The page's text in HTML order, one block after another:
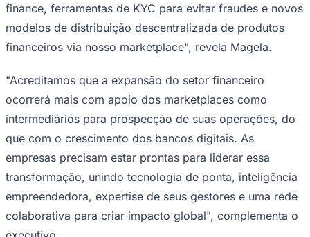
Palmeiras
finance, ferramentas de KYC para evitar fraudes e novos
modelos de distribuição descentralizada de produtos
financeiros via nosso marketplace", revela Magela.
"Acreditamos que a expansão do setor financeiro
ocorrerá mais com apoio dos marketplaces como
intermediários para prospecção de suas operações, do
que com o crescimento dos bancos digitais. As
empresas precisam estar prontas para liderar essa
transformação, unindo tecnologia de ponta, inteligência
empreendedora, expertise de seus gestores e uma rede
colaborativa para criar impacto global", complementa o